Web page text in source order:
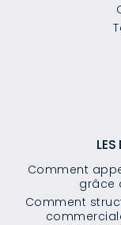
Comment
grâce
Comment